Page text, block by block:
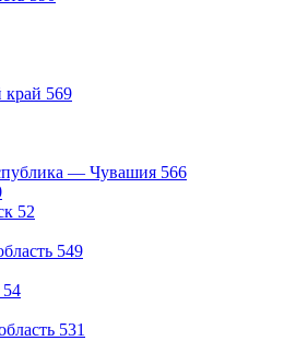
край 569
— Чувашия 566
52
549
54
531